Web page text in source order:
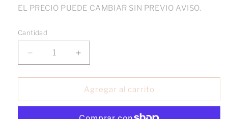
EL PRECIO PUEDE CAMBIAR SIN PREVIO AVISO.
Cantidad
Reducir
cantidad
para
Mano
Aumentar
cantidad
para
Broquel
Mano
Agregar al carrito